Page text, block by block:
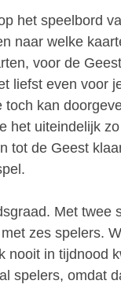
het speelbord
naar welke
voor de
liefst even voor
kan
het uiteindelijk
tot de Geest
Met twee
zes spelers.
nooit in tijdnood
spelers, omdat